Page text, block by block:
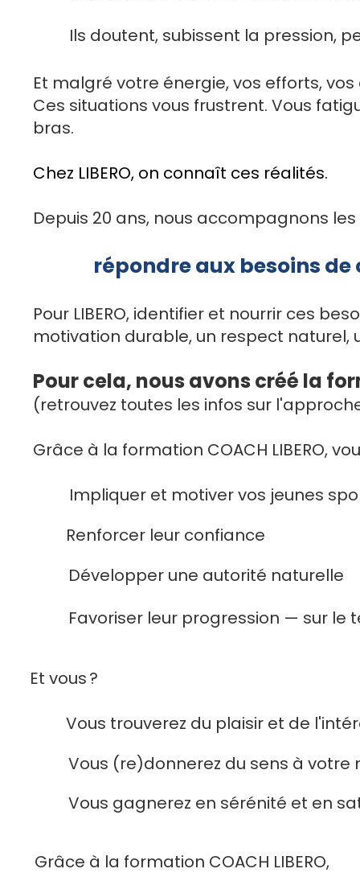
Ils doutent, subissent la pression,
Et malgré votre énergie, vos efforts,
Ces situations vous frustrent. Vous
bras.
Chez LIBERO, on connaît ces réalités.
Depuis 20 ans, nous accompagnons
répondre aux besoins de
Pour LIBERO, identifier et nourrir ces
motivation durable, un respect naturel,
Pour cela, nous avons créé la
(retrouvez toutes les infos sur
Grâce à la formation COACH LIBERO,
Impliquer et motiver vos jeunes
Renforcer leur confiance
Développer une autorité naturelle
Favoriser leur progression — sur le
Et vous ?
Vous trouverez du plaisir et de
Vous (re)donnerez du sens à votre
Vous gagnerez en sérénité et en
Grâce à la formation COACH LIBERO,